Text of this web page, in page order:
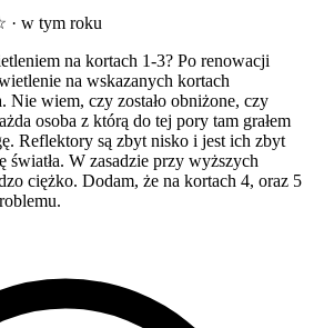
· w tym roku
na kortach 1-3? Po renowacji
na wskazanych kortach
Nie wiem, czy zostało obniżone, czy
osoba z którą do tej pory tam grałem
Reflektory są zbyt nisko i jest ich zbyt
światła. W zasadzie przy wyższych
ciężko. Dodam, że na kortach 4, oraz 5